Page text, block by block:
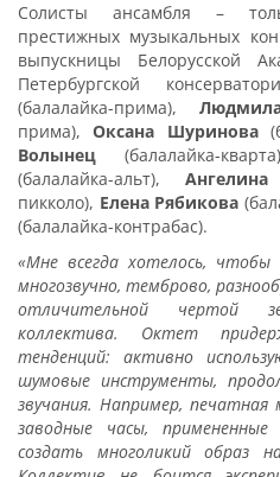
Солисты ансамбля
–
престижных музыкальных
выпускницы Белорусской
Петербургской
(балалайка-прима),
прима),Оксана Шуринова
Волынец (балалайка-
(балалайка-альт),
пикколо), Елена Рябикова
(балалайка-контрабас).
«Мне всегда хотелось,
многозвучно, темброво,
отличительной чертой
коллектива. Октет
тенденций: активно
шумовые инструменты,
звучания. Например, печатная
заводные часы,
создать многоликий образ